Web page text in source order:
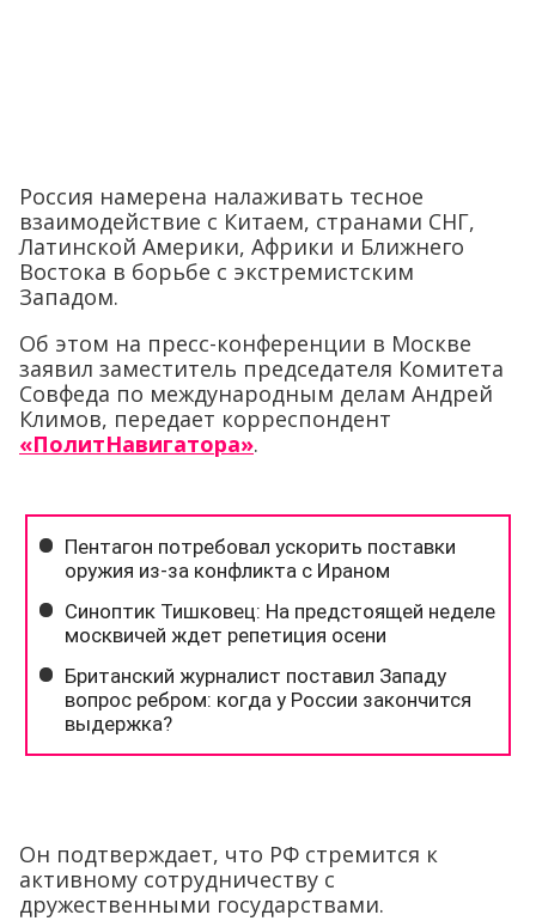
Россия намерена налаживать тесное
взаимодействие с Китаем, странами СНГ,
Латинской Америки, Африки и Ближнего
Востока в борьбе с экстремистским
Западом.
Об этом на пресс-конференции в Москве
заявил заместитель председателя Комитета
Совфеда по международным делам Андрей
Климов, передает корреспондент
«ПолитНавигатора».
Он подтверждает, что РФ стремится к
активному сотрудничеству с
дружественными государствами.